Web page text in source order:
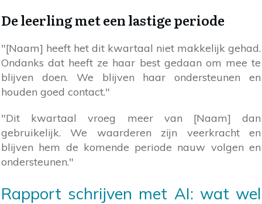
De leerling met een lastige periode
"[Naam] heeft het dit kwartaal niet makkelijk gehad.
Ondanks dat heeft ze haar best gedaan om mee te
blijven doen. We blijven haar ondersteunen en
houden goed contact."
"Dit kwartaal vroeg meer van [Naam] dan
gebruikelijk. We waarderen zijn veerkracht en
blijven hem de komende periode nauw volgen en
ondersteunen."
Rapport schrijven met AI: wat wel